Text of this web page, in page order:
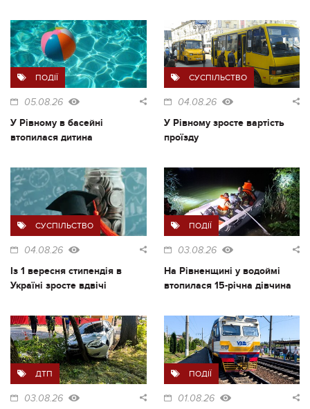
ПОДІЇ
05.08.26
У Рівному в басейні
втопилася дитина
СУСПІЛЬСТВО
04.08.26
У Рівному зросте вартість
проїзду
СУСПІЛЬСТВО
04.08.26
Із 1 вересня стипендія в
Україні зросте вдвічі
ПОДІЇ
03.08.26
На Рівненщині у водоймі
втопилася 15-річна дівчина
ДТП
03.08.26
ПОДІЇ
01.08.26